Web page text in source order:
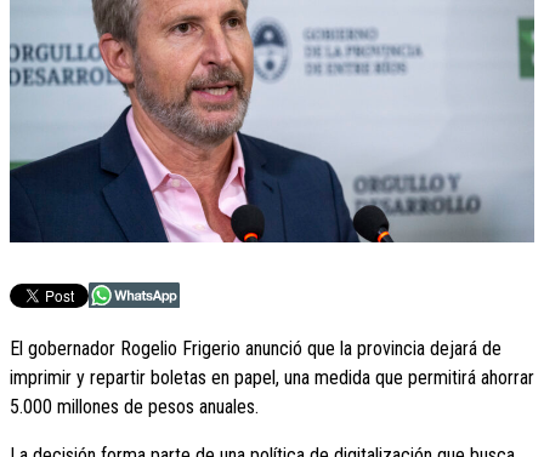
El gobernador Rogelio Frigerio anunció que la provincia dejará de
imprimir y repartir boletas en papel, una medida que permitirá ahorrar
5.000 millones de pesos anuales.